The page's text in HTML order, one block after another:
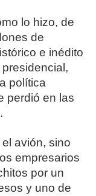
lo hizo, de
de
e inédito
política
perdió en las
avión, sino
empresarios
por un
y uno de